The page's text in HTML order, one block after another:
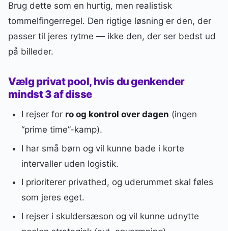
Brug dette som en hurtig, men realistisk
tommelfingerregel. Den rigtige løsning er den, der
passer til jeres rytme — ikke den, der ser bedst ud
på billeder.
Vælg privat pool, hvis du genkender
mindst 3 af disse
I rejser for ro og kontrol over dagen (ingen
“prime time”-kamp).
I har små børn og vil kunne bade i korte
intervaller uden logistik.
I prioriterer privathed, og uderummet skal føles
som jeres eget.
I rejser i skuldersæson og vil kunne udnytte